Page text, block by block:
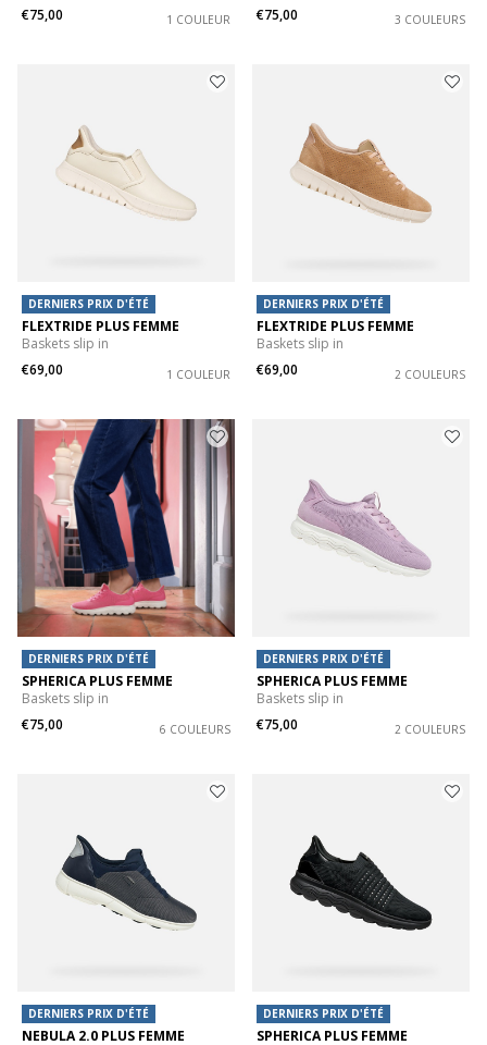
€75,00
1 COULEUR
€75,00
3 COULEURS
DERNIERS PRIX D'ÉTÉ
FLEXTRIDE PLUS FEMME
Baskets slip in
€69,00
1 COULEUR
DERNIERS PRIX D'ÉTÉ
FLEXTRIDE PLUS FEMME
Baskets slip in
€69,00
2 COULEURS
DERNIERS PRIX D'ÉTÉ
SPHERICA PLUS FEMME
Baskets slip in
€75,00
6 COULEURS
DERNIERS PRIX D'ÉTÉ
SPHERICA PLUS FEMME
Baskets slip in
€75,00
2 COULEURS
DERNIERS PRIX D'ÉTÉ
NEBULA 2.0 PLUS FEMME
DERNIERS PRIX D'ÉTÉ
SPHERICA PLUS FEMME